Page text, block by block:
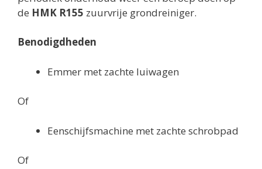
de HMK R155 zuurvrije grondreiniger.
Benodigdheden
Emmer met zachte luiwagen
Of
Eenschijfsmachine met zachte schrobpad
Of